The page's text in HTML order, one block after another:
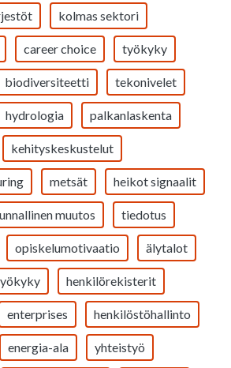
kolmas sektori
career choice työkyky
biodiversiteetti tekonivelet
hydrologia palkanlaskenta
kehityskeskustelut
metsät heikot signaalit
muutos tiedotus
opiskelumotivaatio älytalot
henkilörekisterit
enterprises henkilöstöhallinto
energia-ala yhteistyö